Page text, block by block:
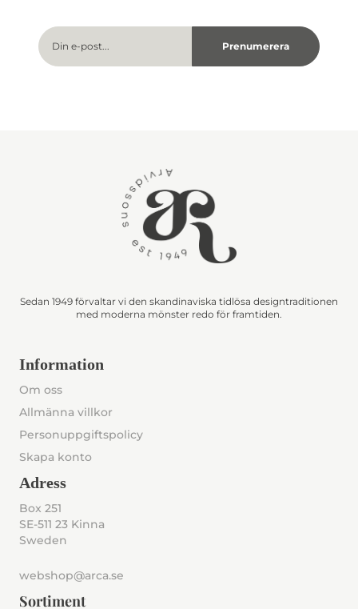
Sedan 1949 förvaltar vi den skandinaviska tidlösa designtraditionen
med moderna mönster redo för framtiden.
Information
Om oss
Allmänna villkor
Personuppgiftspolicy
Skapa konto
Adress
Box 251
SE-511 23 Kinna
Sweden
webshop@arca.se
Sortiment